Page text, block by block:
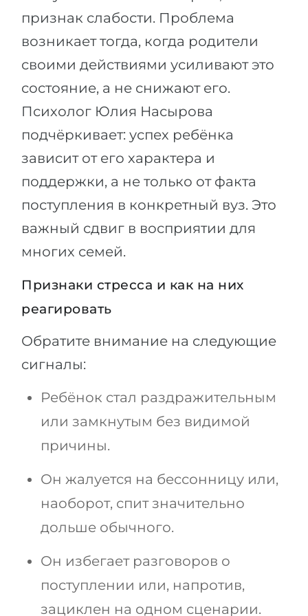
признак слабости. Проблема
возникает тогда, когда родители
своими действиями усиливают это
состояние, а не снижают его.
Психолог Юлия Насырова
подчёркивает: успех ребёнка
зависит от его характера и
поддержки, а не только от факта
поступления в конкретный вуз. Это
важный сдвиг в восприятии для
многих семей.
Признаки стресса и как на них
реагировать
Обратите внимание на следующие
сигналы:
Ребёнок стал раздражительным
или замкнутым без видимой
причины.
Он жалуется на бессонницу или,
наоборот, спит значительно
дольше обычного.
Он избегает разговоров о
поступлении или, напротив,
зациклен на одном сценарии.